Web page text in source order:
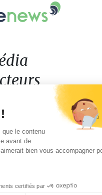
que le contenu
avant de
bien vous accompagner
certifiés par